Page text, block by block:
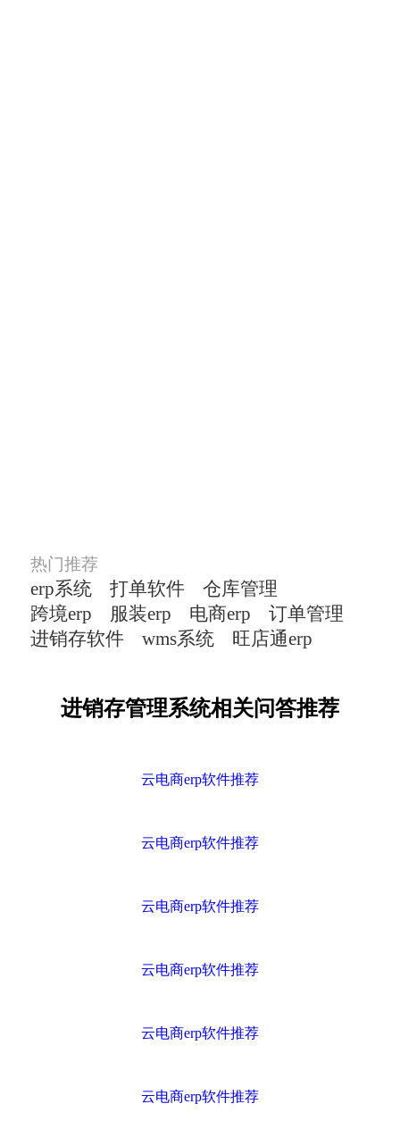
热门推荐
erp系统 打单软件
仓库管理
跨境erp
服装erp 电商erp
订单管理
进销存软件
wms系统 旺店通erp
进销存管理系统相关问答推荐
云电商erp软件推荐
云电商erp软件推荐
云电商erp软件推荐
云电商erp软件推荐
云电商erp软件推荐
云电商erp软件推荐